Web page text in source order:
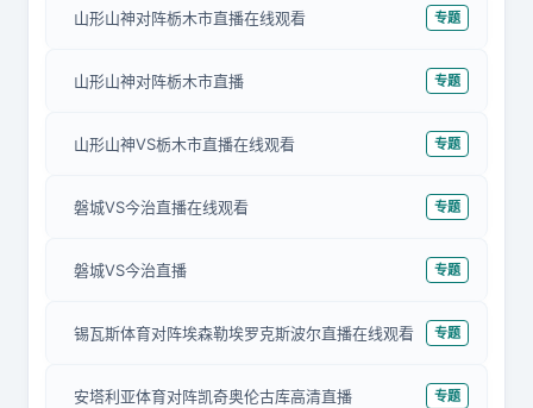
山形山神对阵栃木市直播在线观看 专题
山形山神对阵栃木市直播 专题
山形山神VS栃木市直播在线观看 专题
磐城VS今治直播在线观看 专题
磐城VS今治直播 专题
锡瓦斯体育对阵埃森勒埃罗克斯波尔直播在线观看 专题
安塔利亚体育对阵凯奇奥伦古库高清直播 专题